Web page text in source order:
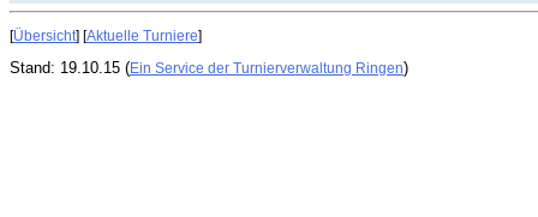
[Übersicht] [Aktuelle Turniere]
Stand: 19.10.15 (Ein Service der Turnierverwaltung Ringen)